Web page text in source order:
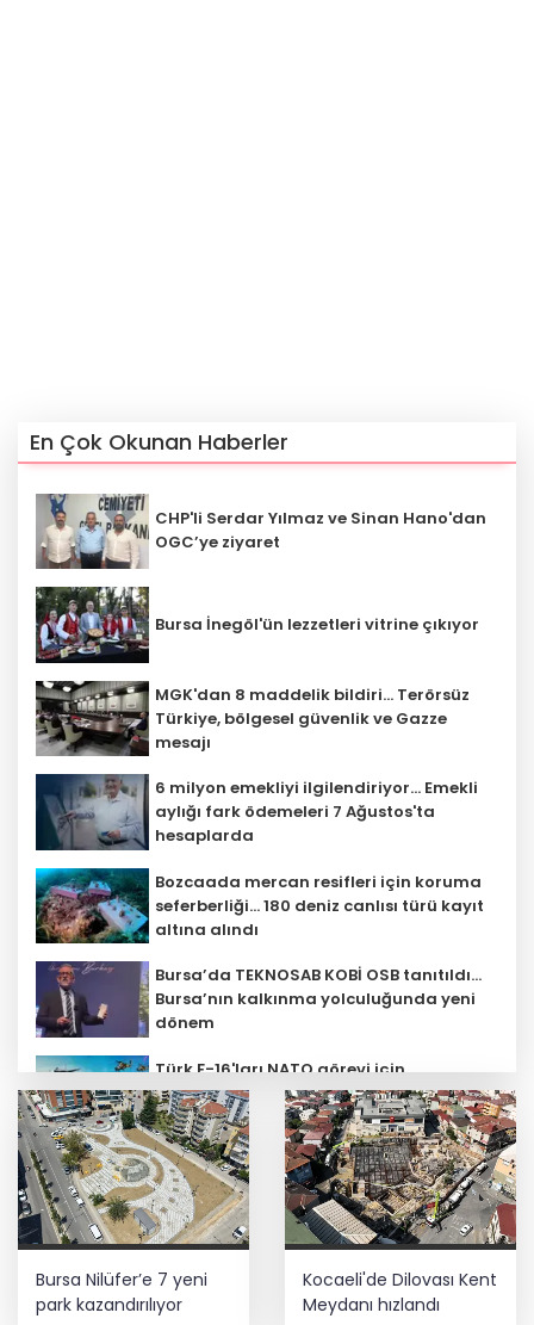
En Çok Okunan Haberler
CHP'li Serdar Yılmaz ve Sinan Hano'dan
OGC’ye ziyaret
Bursa İnegöl'ün lezzetleri vitrine çıkıyor
MGK'dan 8 maddelik bildiri... Terörsüz
Türkiye, bölgesel güvenlik ve Gazze
mesajı
6 milyon emekliyi ilgilendiriyor... Emekli
aylığı fark ödemeleri 7 Ağustos'ta
hesaplarda
Bozcaada mercan resifleri için koruma
seferberliği... 180 deniz canlısı türü kayıt
altına alındı
Bursa’da TEKNOSAB KOBİ OSB tanıtıldı...
Bursa’nın kalkınma yolculuğunda yeni
dönem
Türk F-16'ları NATO görevi için
Estonya'da... MSB yerli savunma
sistemleriyle güçleniyor
Teröristler teslim olmaya devam
ediyor... Hudutlarda 490 kişi yakalandı
YÖK'ten uluslararası mezunlara ikamet
kolaylığı... Süre 2 yıla kadar
uzatılabilecek
Bursa Nilüfer’e 7 yeni
park kazandırılıyor
Kocaeli'de Dilovası Kent
Meydanı hızlandı